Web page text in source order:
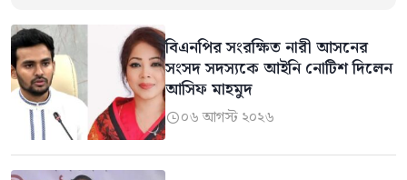
বিএনপির সংরক্ষিত নারী আসনের
সংসদ সদস্যকে আইনি নোটিশ দিলেন
আসিফ মাহমুদ
০৬ আগস্ট ২০২৬